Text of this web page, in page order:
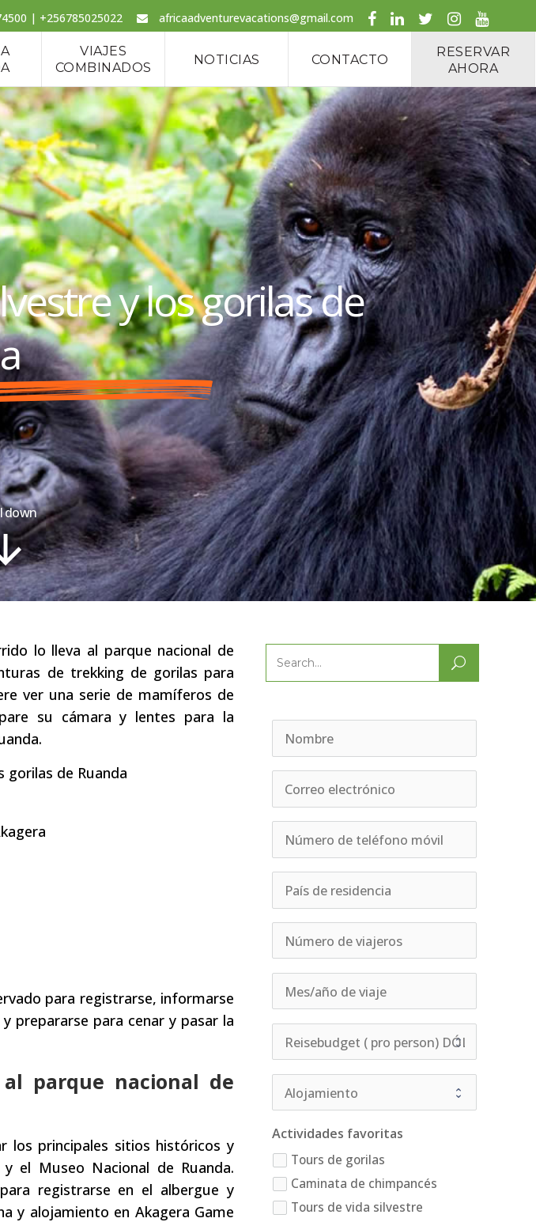
| +256785025022 africaadventurevacations@gmail.com
VIAJES
COMBINADOS
NOTICIAS CONTACTO
RESERVAR
AHORA
y los gorilas de
down
lo lleva al parque nacional de
de trekking de gorilas para
ver una serie de mamíferos de
su cámara y lentes para la
gorilas de Ruanda
para registrarse, informarse
prepararse para cenar y pasar la
parque nacional de
los principales sitios históricos y
el Museo Nacional de Ruanda.
registrarse en el albergue y
y alojamiento en Akagera Game
Search
Actividades favoritas
Tours de gorilas
Caminata de chimpancés
Tours de vida silvestre